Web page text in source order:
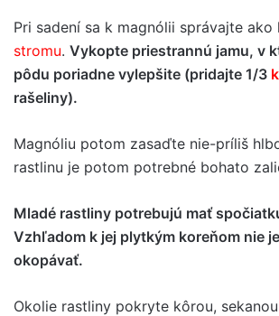
Pri sadení sa k magnólii správajte ako
stromu. Vykopte priestrannú jamu, v
pôdu poriadne vylepšite (pridajte 1/3
rašeliny).
Magnóliu potom zasaďte nie-príliš
rastlinu je potom potrebné bohato
Mladé rastliny potrebujú mať
Vzhľadom k jej plytkým koreňom nie
okopávať.
Okolie rastliny pokryte kôrou,